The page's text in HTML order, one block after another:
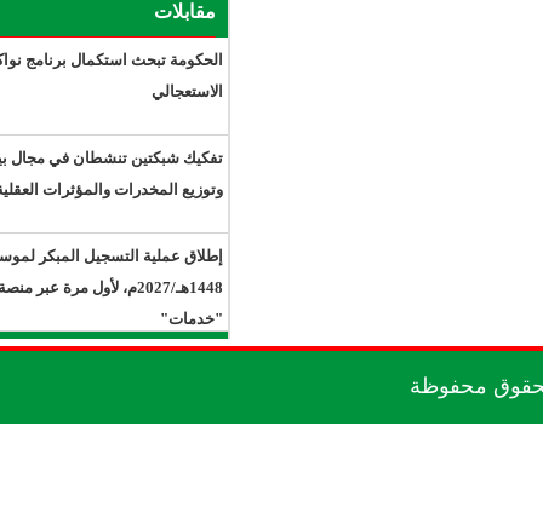
الحكومة تبحث استكمال برنامج نواكشوط
تفكيك شبكتين تنشطان في مجال بيع
وتوزيع المخدرات والمؤثرات العقلية.
إطلاق عملية التسجيل المبكر لموسم حج
1448هـ/2027م، لأول مرة عبر منصة